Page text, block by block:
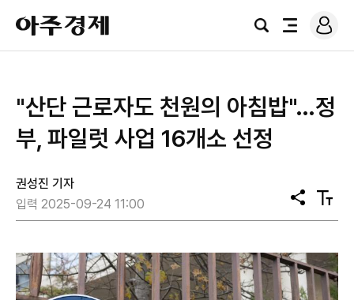
아
주
경
검
전
로
그
"산단 근로자도 천원의 아침밥"…정
부, 파일럿 사업 16개소 선정
권성진 기자
입력 2025-09-24 11:00
공
유
텍
스
기